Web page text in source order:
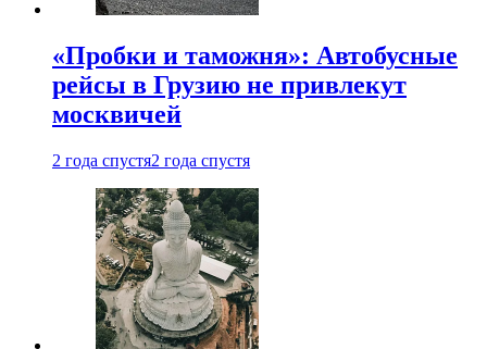
«Пробки и таможня»: Автобусные
рейсы в Грузию не привлекут
москвичей
2 года спустя2 года спустя